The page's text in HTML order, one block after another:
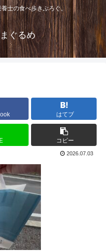
士の食べ歩きぶろぐ。
ぐるめ
はてブ
コピー
2026.07.03